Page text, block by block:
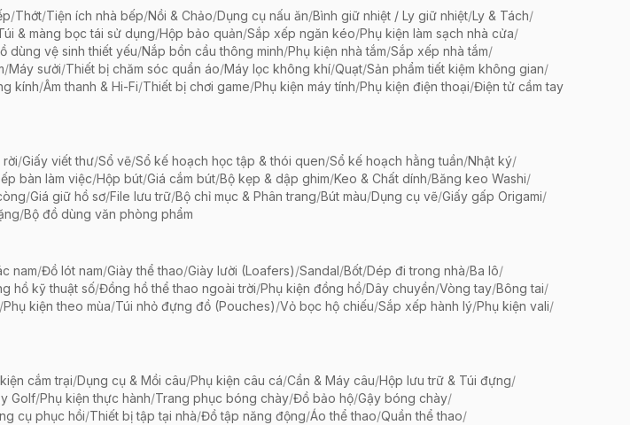
/Thớt/Tiện ích nhà bếp/Nồi & Chảo/Dụng cụ nấu ăn/Bình giữ nhiệt / Ly giữ nhiệt/Ly & Tách/
& màng bọc tái sử dụng/Hộp bảo quản/Sắp xếp ngăn kéo/Phụ kiện làm sạch nhà cửa/
dùng vệ sinh thiết yếu/Nắp bồn cầu thông minh/Phụ kiện nhà tắm/Sắp xếp nhà tắm/
/Máy sưởi/Thiết bị chăm sóc quần áo/Máy lọc không khí/Quạt/Sản phẩm tiết kiệm không gian/
kính/Âm thanh & Hi-Fi/Thiết bị chơi game/Phụ kiện máy tính/Phụ kiện điện thoại/Điện tử cầm tay
rời/Giấy viết thư/Sổ vẽ/Sổ kế hoạch học tập & thói quen/Sổ kế hoạch hằng tuần/Nhật ký/
bàn làm việc/Hộp bút/Giá cắm bút/Bộ kẹp & dập ghim/Keo & Chất dính/Băng keo Washi/
/Giá giữ hồ sơ/File lưu trữ/Bộ chỉ mục & Phân trang/Bút màu/Dụng cụ vẽ/Giấy gấp Origami/
/Bộ đồ dùng văn phòng phẩm
nam/Đồ lót nam/Giày thể thao/Giày lười (Loafers)/Sandal/Bốt/Dép đi trong nhà/Ba lô/
hồ kỹ thuật số/Đồng hồ thể thao ngoài trời/Phụ kiện đồng hồ/Dây chuyền/Vòng tay/Bông tai/
/Phụ kiện theo mùa/Túi nhỏ đựng đồ (Pouches)/Vỏ bọc hộ chiếu/Sắp xếp hành lý/Phụ kiện vali/
cắm trại/Dụng cụ & Mồi câu/Phụ kiện câu cá/Cần & Máy câu/Hộp lưu trữ & Túi đựng/
Golf/Phụ kiện thực hành/Trang phục bóng chày/Đồ bảo hộ/Gậy bóng chày/
cụ phục hồi/Thiết bị tập tại nhà/Đồ tập năng động/Áo thể thao/Quần thể thao/